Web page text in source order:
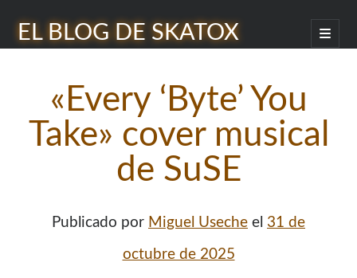
EL BLOG DE SKATOX
abrir
menú
lateral
«Every ‘Byte’ You
Take» cover musical
de SuSE
Publicado por Miguel Useche el 31 de
octubre de 2025